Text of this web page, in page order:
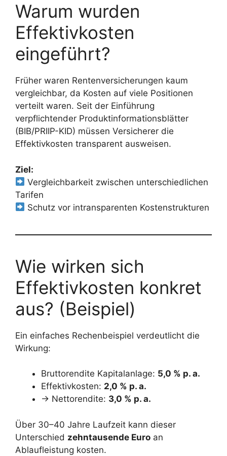
Warum wurden
Effektivkosten
eingeführt?
Früher waren Rentenversicherungen kaum
vergleichbar, da Kosten auf viele Positionen
verteilt waren. Seit der Einführung
verpflichtender Produktinformationsblätter
(BIB/PRIIP-KID) müssen Versicherer die
Effektivkosten transparent ausweisen.
Ziel:
Vergleichbarkeit zwischen unterschiedlichen
Tarifen
Schutz vor intransparenten Kostenstrukturen
Wie wirken sich
Effektivkosten konkret
aus? (Beispiel)
Ein einfaches Rechenbeispiel verdeutlicht die
Wirkung:
Bruttorendite Kapitalanlage: 5,0 % p. a.
Effektivkosten: 2,0 % p. a.
→ Nettorendite: 3,0 % p. a.
Über 30–40 Jahre Laufzeit kann dieser
Unterschied zehntausende Euro an
Ablaufleistung kosten.